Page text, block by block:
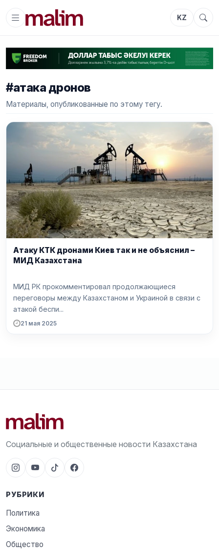
KZ
#атака дронов
Материалы, опубликованные по этому тегу.
Атаку КТК дронами Киев так и не объяснил –
МИД Казахстана
МИД РК прокомментировал продолжающиеся
переговоры между Казахстаном и Украиной в связи с
атакой беспи...
21 мая 2025
Социальные и общественные новости Казахстана
РУБРИКИ
Политика
Экономика
Общество